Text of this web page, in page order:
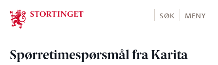
Stortinget.no
SØK MENY
Spørretimespørsmål fra Karita